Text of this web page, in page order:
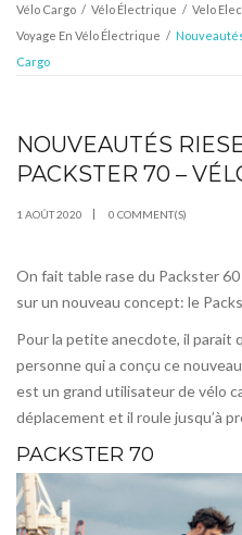
Vélo Cargo / Vélo Électrique / Velo
Voyage En Vélo Électrique /
Cargo
AOÛT
01
NOUVEAUTÉS
PACKSTER 70 –
1 AOÛT 2020 0 COMMENT(S)
On fait table rase du Packster
sur un nouveau concept: le
Pour la petite anecdote, il parait
personne qui a conçu ce
est un grand utilisateur de vélo
déplacement et il roule jusqu’à
PACKSTER 70